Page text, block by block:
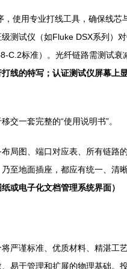
，使用专业打线工具，确保线
测试仪（如Fluke DSX系列）对
C.2标准）。光纤链路需测试衰
线的特写；认证测试仪屏幕上
交一套完整的“使用说明书”。
局图、端口对应表、所有链路
至地面插座，都应有统一、清
或电子化文档管理系统界面）
严谨标准、优质材料、精湛工
易于管理和扩展的物理基础